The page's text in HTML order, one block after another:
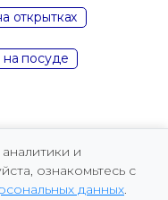
открытках
на посуде
и
ознакомьтесь с
данных.